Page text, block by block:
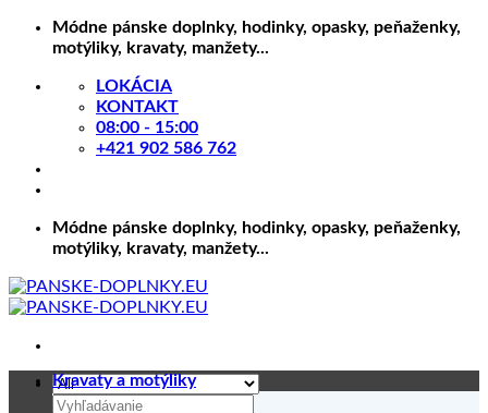
Skip
Módne pánske doplnky, hodinky, opasky, peňaženky,
motýliky, kravaty, manžety...
LOKÁCIA
KONTAKT
08:00 - 15:00
+421 902 586 762
Módne pánske doplnky, hodinky, opasky, peňaženky,
motýliky, kravaty, manžety...
Hľadať:
Kravaty a motýliky